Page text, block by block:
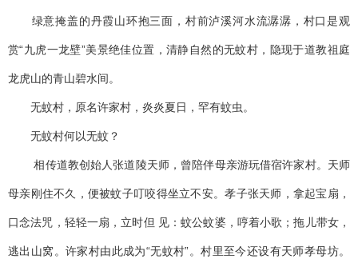
绿意掩盖的丹霞山环抱三面，村前泸溪河水流潺潺，村口是观
赏“九虎一龙壁”美景绝佳位置，清静自然的无蚊村，隐现于道教祖庭
龙虎山的青山碧水间。
无蚊村，原名许家村，炎炎夏日，罕有蚊虫。
无蚊村何以无蚊？
相传道教创始人张道陵天师，曾陪伴母亲游玩借宿许家村。天师
母亲刚住不久，便被蚊子叮咬得坐立不安。孝子张天师，拿起宝扇，
口念法咒，轻轻一扇，立时但 见：蚊公蚊婆，哼着小歌；拖儿带女，
逃出山窝。许家村由此成为“无蚊村”。村里至今还设有天师孝母坊。